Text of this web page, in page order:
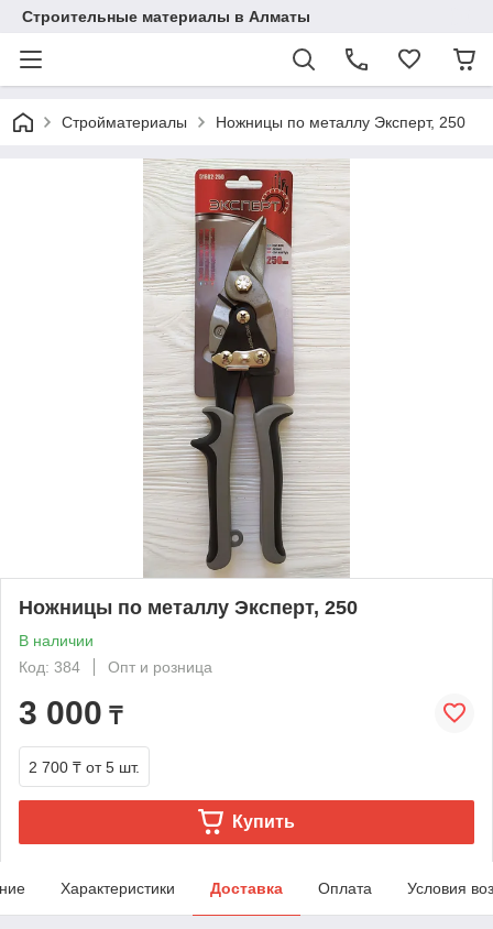
Строительные материалы в Алматы
Стройматериалы Ножницы по металлу Эксперт, 250
Ножницы по металлу Эксперт, 250
В наличии
Код: 384
Опт и розница
3 000 ₸
2 700 ₸ от 5 шт.
Купить
Характеристики Доставка Оплата Условия